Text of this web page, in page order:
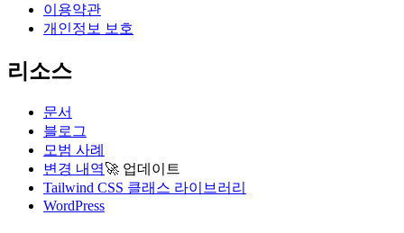
이용약관
개인정보 보호
리소스
문서
블로그
모범 사례
변경 내역🚀 업데이트
Tailwind CSS 클래스 라이브러리
WordPress